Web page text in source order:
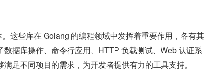
这些库在 Golang 的编程领域中发挥着重要作用，各有其
据库操作、命令行应用、HTTP 负载测试、Web 认证系
足不同项目的需求，为开发者提供有力的工具支持。